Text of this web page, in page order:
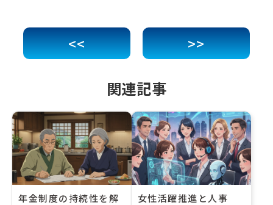
<< >>
関連記事
年金制度の持続性を解
女性活躍推進と人事